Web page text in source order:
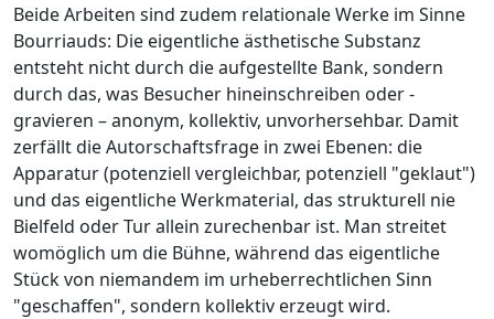
Beide Arbeiten sind zudem relationale Werke im Sinne
Bourriauds: Die eigentliche ästhetische Substanz
entsteht nicht durch die aufgestellte Bank, sondern
durch das, was Besucher hineinschreiben oder -
gravieren – anonym, kollektiv, unvorhersehbar. Damit
zerfällt die Autorschaftsfrage in zwei Ebenen: die
Apparatur (potenziell vergleichbar, potenziell "geklaut")
und das eigentliche Werkmaterial, das strukturell nie
Bielfeld oder Tur allein zurechenbar ist. Man streitet
womöglich um die Bühne, während das eigentliche
Stück von niemandem im urheberrechtlichen Sinn
"geschaffen", sondern kollektiv erzeugt wird.